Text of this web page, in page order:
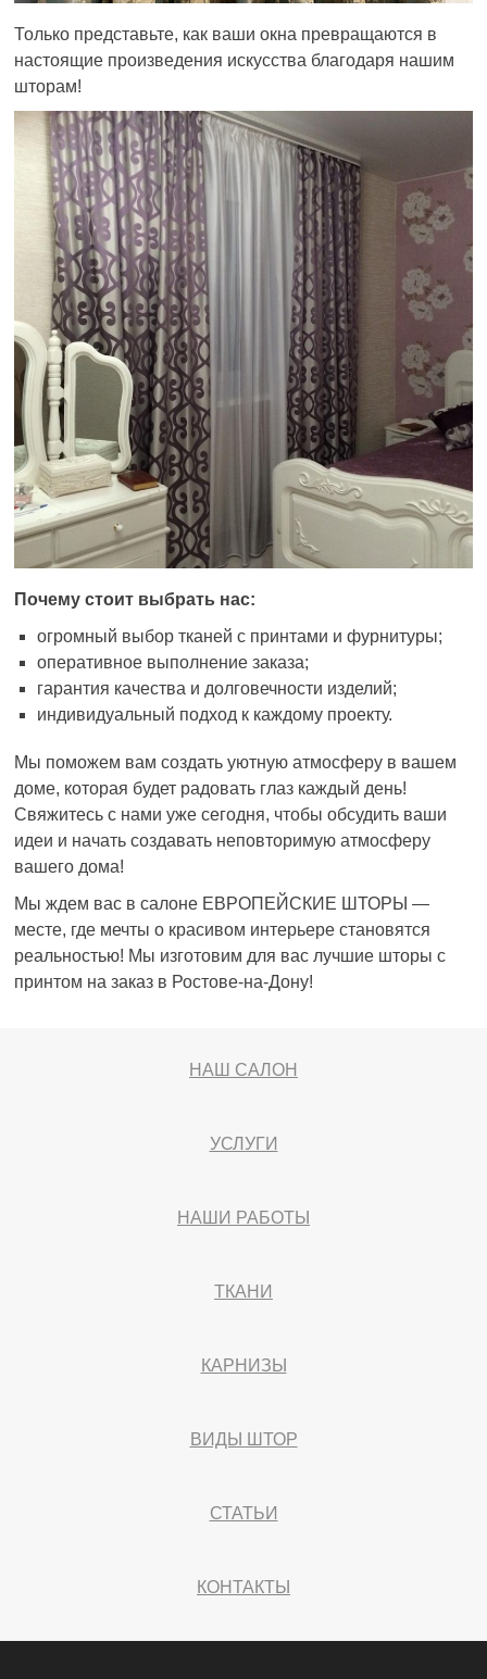
Только представьте, как ваши окна превращаются в
настоящие произведения искусства благодаря нашим
шторам!
Почему стоит выбрать нас:
огромный выбор тканей с принтами и фурнитуры;
оперативное выполнение заказа;
гарантия качества и долговечности изделий;
индивидуальный подход к каждому проекту.
Мы поможем вам создать уютную атмосферу в вашем
доме, которая будет радовать глаз каждый день!
Свяжитесь с нами уже сегодня, чтобы обсудить ваши
идеи и начать создавать неповторимую атмосферу
вашего дома!
Мы ждем вас в салоне ЕВРОПЕЙСКИЕ ШТОРЫ —
месте, где мечты о красивом интерьере становятся
реальностью! Мы изготовим для вас лучшие шторы с
принтом на заказ в Ростове-на-Дону!
НАШ САЛОН
УСЛУГИ
НАШИ РАБОТЫ
ТКАНИ
КАРНИЗЫ
ВИДЫ ШТОР
СТАТЬИ
КОНТАКТЫ